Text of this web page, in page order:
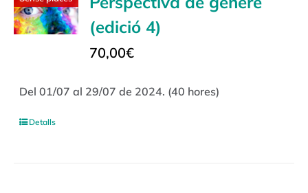
(edició 4)
70,00€
Del 01/07 al 29/07 de 2024. (40 hores)
Detalls